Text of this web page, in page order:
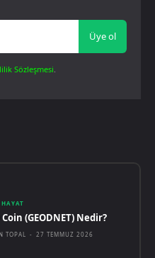
Üye ol
Sözleşmesi.
Coin (GEODNET) Nedir?
TOPAL - 27 TEMMUZ 2026